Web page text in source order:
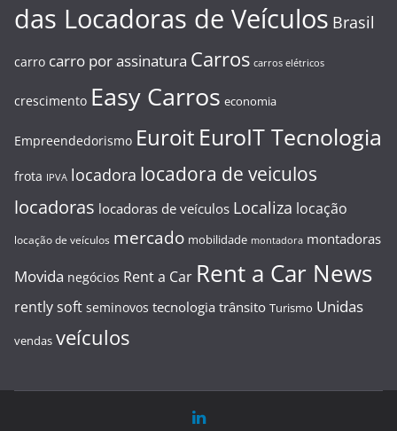
das Locadoras de Veículos Brasil
carro carro por assinatura Carros carros elétricos
crescimento Easy Carros economia
Empreendedorismo Euroit EuroIT Tecnologia
frota IPVA locadora locadora de veiculos
locadoras locadoras de veículos Localiza locação
locação de veículos mercado mobilidade montadora montadoras
Movida negócios Rent a Car Rent a Car News
rently soft seminovos tecnologia trânsito Turismo Unidas
vendas veículos